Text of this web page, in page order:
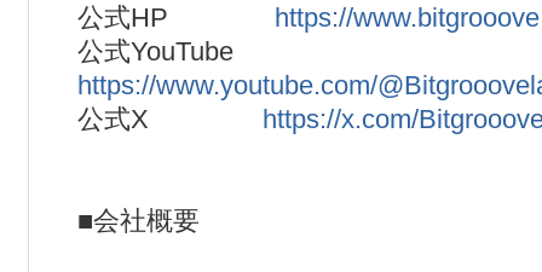
公式HP https://
公式YouTube
https://www.youtube.com/
公式X https://x.com/
■会社概要